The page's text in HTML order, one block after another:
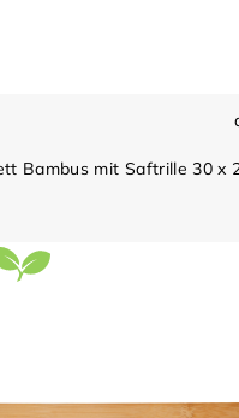
Bambus mit Saftrille 30 x